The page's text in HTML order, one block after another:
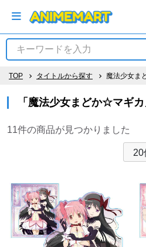
TOP タイトルから探す 魔法少女ま
「魔法少女まどか☆マギ
11件の商品が見つかりました